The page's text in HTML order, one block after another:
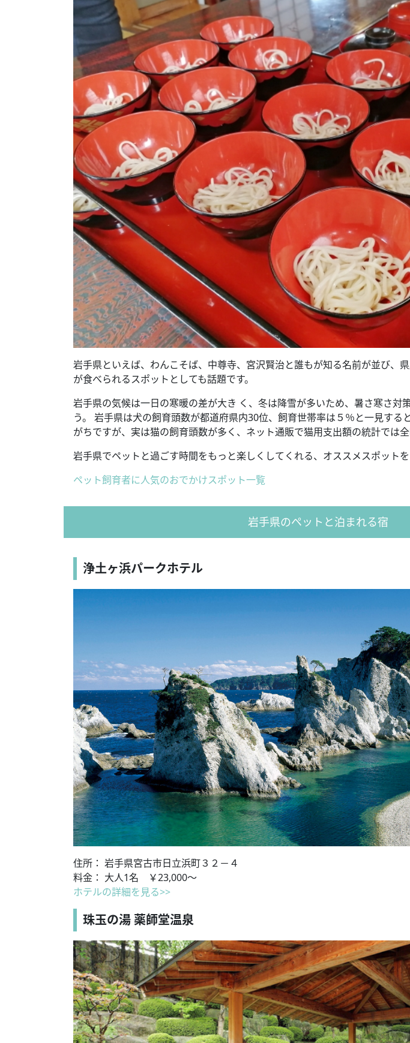
岩手県といえば、わんこそば、中尊寺、宮沢賢治と誰もが知る名前が並び、
が食べられるスポットとしても話題です。
岩手県の気候は一日の寒暖の差が大き く、冬は降雪が多いため、暑さ寒さ対
う。 岩手県は犬の飼育頭数が都道府県内30位、飼育世帯率は５％と一見する
がちですが、実は猫の飼育頭数が多く、ネット通販で猫用支出額の統計では全
岩手県でペットと過ごす時間をもっと楽しくしてくれる、オススメスポットを
ペット飼育者に人気のおでかけスポット一覧
岩手県のペットと泊まれる宿
浄土ヶ浜パークホテル
住所： 岩手県宮古市日立浜町３２－４
料金： 大人1名 ￥23,000～
ホテルの詳細を見る>>
珠玉の湯 薬師堂温泉